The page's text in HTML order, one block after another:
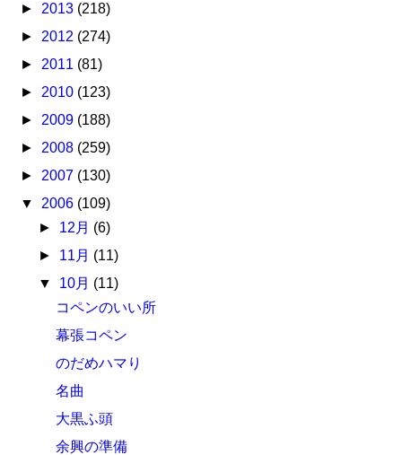
► 2013 (218)
► 2012 (274)
► 2011 (81)
► 2010 (123)
► 2009 (188)
► 2008 (259)
► 2007 (130)
▼ 2006 (109)
► 12月 (6)
► 11月 (11)
▼ 10月 (11)
コペンのいい所
幕張コペン
のだめハマり
名曲
大黒ふ頭
余興の準備